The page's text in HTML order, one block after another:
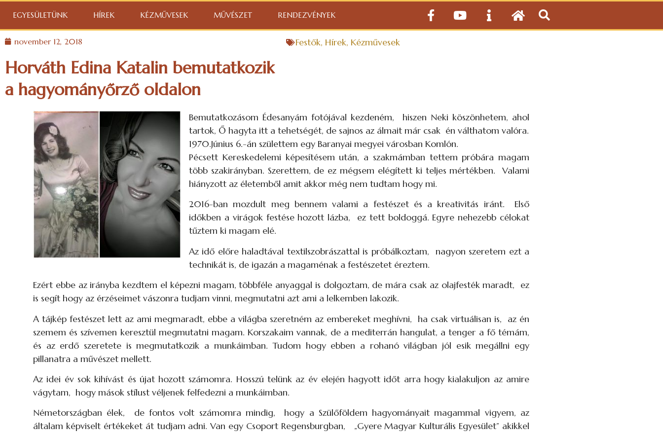
EGYESÜLETÜNK HÍREK KÉZMŰVESEK MŰVÉSZET RENDEZVÉNYEK
november 12, 2018
Horváth Edina Katalin bemutatkozik
a hagyományőrző oldalon
Festők, Hírek, Kézművesek
Bemutatkozásom Édesanyám fotójával kezdeném, hiszen Neki köszönhetem, ahol
tartok, Ő hagyta itt a tehetségét, de sajnos az álmait már csak én válthatom valóra.
1970.Június 6.-án születtem egy Baranyai megyei városban Komlón.
Pécsett Kereskedelemi képesítésem után, a szakmámban tettem próbára magam
több szakirányban. Szerettem, de ez mégsem elégített ki teljes mértékben. Valami
hiányzott az életemből amit akkor még nem tudtam hogy mi.
2016-ban mozdult meg bennem valami a festészet és a kreativitás iránt. Első
időkben a virágok festése hozott lázba, ez tett boldoggá. Egyre nehezebb célokat
tűztem ki magam elé.
Az idő előre haladtával textilszobrászattal is próbálkoztam, nagyon szeretem ezt a
technikát is, de igazán a magaménak a festészetet éreztem.
Ezért ebbe az irányba kezdtem el képezni magam, többféle anyaggal is dolgoztam, de mára csak az olajfesték maradt, ez
is segít hogy az érzéseimet vászonra tudjam vinni, megmutatni azt ami a lelkemben lakozik.
A tájkép festészet lett az ami megmaradt, ebbe a világba szeretném az embereket meghívni, ha csak virtuálisan is, az én
szemem és szívemen keresztül megmutatni magam. Korszakaim vannak, de a mediterrán hangulat, a tenger a fő témám,
és az erdő szeretete is megmutatkozik a munkáimban. Tudom hogy ebben a rohanó világban jól esik megállni egy
pillanatra a művészet mellett.
Az idei év sok kihívást és újat hozott számomra. Hosszú telünk az év elején hagyott időt arra hogy kialakuljon az amire
vágytam, hogy mások stílust véljenek felfedezni a munkáimban.
Németországban élek, de fontos volt számomra mindig, hogy a Szülőföldem hagyományait magammal vigyem, az
általam képviselt értékeket át tudjam adni. Van egy Csoport Regensburgban, „Gyere Magyar Kulturális Egyesület” akikkel